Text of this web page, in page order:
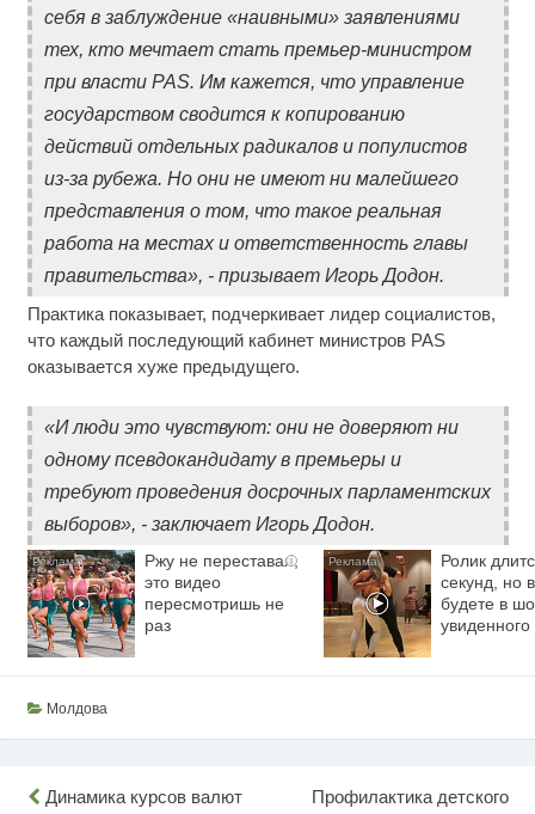
себя в заблуждение «наивными» заявлениями
тех, кто мечтает стать премьер-министром
при власти PAS. Им кажется, что управление
государством сводится к копированию
действий отдельных радикалов и популистов
из-за рубежа. Но они не имеют ни малейшего
представления о том, что такое реальная
работа на местах и ответственность главы
правительства», - призывает Игорь Додон.
Практика показывает, подчеркивает лидер социалистов,
что каждый последующий кабинет министров PAS
оказывается хуже предыдущего.
«И люди это чувствуют: они не доверяют ни
одному псевдокандидату в премьеры и
требуют проведения досрочных парламентских
выборов», - заключает Игорь Додон.
i
Ржу не переставая,
это видео
пересмотришь не
раз
Ролик
секунд, но
будете в
увиденного
Молдова
Навигация
Динамика курсов валют
Профилактика детского